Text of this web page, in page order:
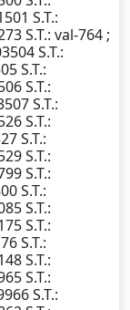
S.T.:
S.T.: val-764 ;
S.T.:
S.T.:
S.T.:
S.T.:
S.T.:
S.T.:
S.T.:
S.T.:
S.T.:
S.T.:
S.T.:
S.T.:
S.T.:
S.T.:
S.T.: